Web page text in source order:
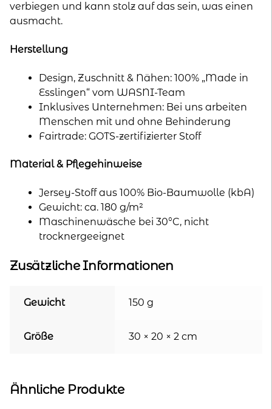
verbiegen und kann stolz auf das sein, was einen
ausmacht.
Herstellung
Design, Zuschnitt & Nähen: 100% „Made in
Esslingen“ vom WASNI-Team
Inklusives Unternehmen: Bei uns arbeiten
Menschen mit und ohne Behinderung
Fairtrade: GOTS-zertifizierter Stoff
Material & Pflegehinweise
Jersey-Stoff aus 100% Bio-Baumwolle (kbA)
Gewicht: ca. 180 g/m²
Maschinenwäsche bei 30°C, nicht
trocknergeeignet
Zusätzliche Informationen
Gewicht 150 g
Größe 30 × 20 × 2 cm
Ähnliche Produkte